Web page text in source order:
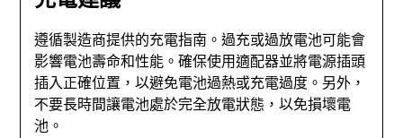
遵循製造商提供的充電指南。過充或過放電池可能會
影響電池壽命和性能。確保使用適配器並將電源插頭
插入正確位置，以避免電池過熱或充電過度。另外，
不要長時間讓電池處於完全放電狀態，以免損壞電
池。